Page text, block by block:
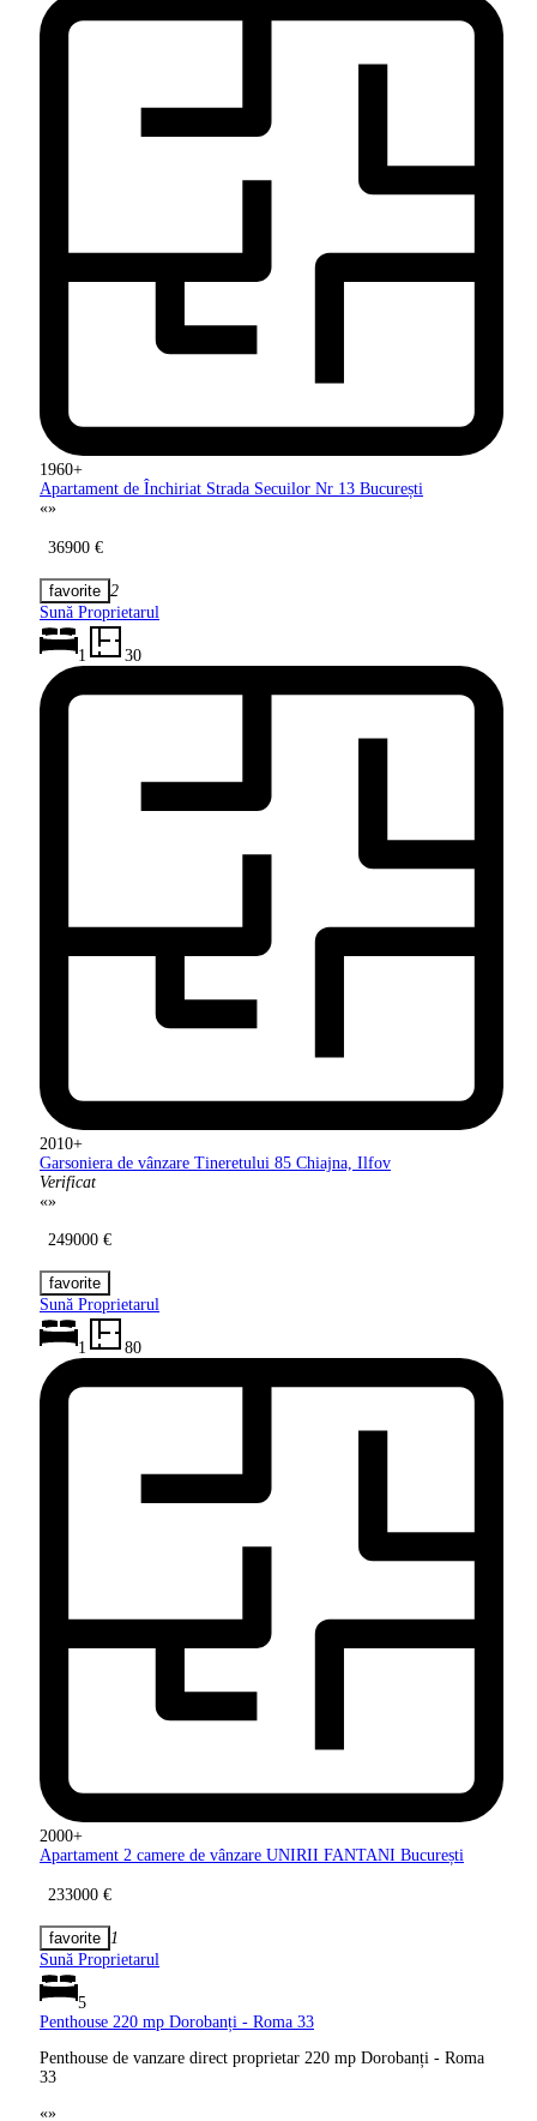
1960+
Apartament de Închiriat Strada Secuilor Nr 13 București
«»
36900 €
2
Sună Proprietarul
1 30
2010+
Garsoniera de vânzare Tineretului 85 Chiajna, Ilfov
Verificat
«»
249000 €
Sună Proprietarul
1 80
2000+
Apartament 2 camere de vânzare UNIRII FANTANI București
233000 €
1
Sună Proprietarul
5
Penthouse 220 mp Dorobanți - Roma 33
Penthouse de vanzare direct proprietar 220 mp Dorobanți - Roma
33
«»